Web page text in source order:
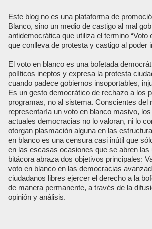
Este blog no es una plataforma de
Blanco, sino un medio de castigo al mal
antidemocrática que utiliza el termino “Voto
que conlleva de protesta y castigo al poder
El voto en blanco es una bofetada
políticos ineptos y expresa la protesta
cuando padece gobiernos insoportables,
Es un gesto democrático de rechazo a los
programas, no al sistema. Conscientes del
representaría un voto en blanco masivo,
actuales democracias no lo valoran, ni lo
otorgan plasmación alguna en las
en blanco es una censura casi inútil que
en las escasas ocasiones que se abren las
bitácora abraza dos objetivos principales:
voto en blanco en las democracias
ciudadanos libres ejercer el derecho a la
de manera permanente, a través de la
opinión y análisis.